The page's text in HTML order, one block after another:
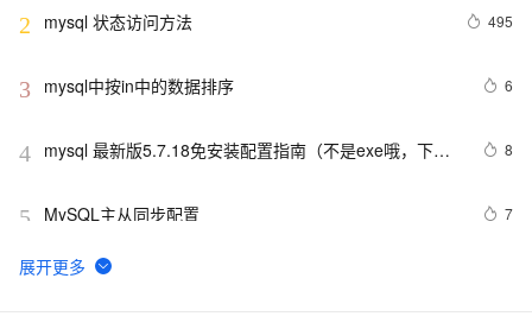
2 mysql 状态访问方法 495
3 mysql中按in中的数据排序 6
4 mysql 最新版5.7.18免安装配置指南（不是exe哦，下载
8
5 MySQL主从同步配置 7
6
【阿里云新品发布·周刊】第11期：云数据库 MySQL